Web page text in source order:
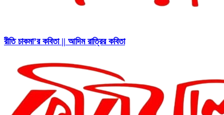
রীতি চাকমা’র কবিতা || আদিম রাত্রির কবিতা